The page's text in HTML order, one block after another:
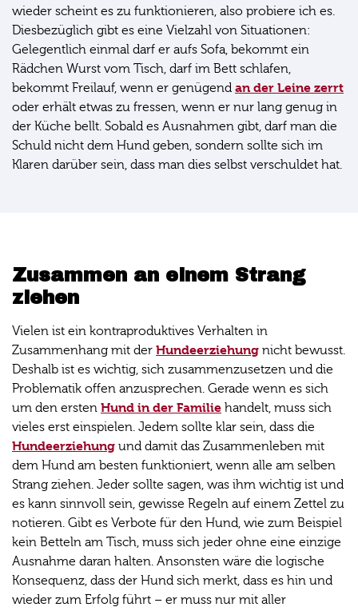
wieder scheint es zu funktionieren, also probiere ich es.
Diesbezüglich gibt es eine Vielzahl von Situationen:
Gelegentlich einmal darf er aufs Sofa, bekommt ein
Rädchen Wurst vom Tisch, darf im Bett schlafen,
bekommt Freilauf, wenn er genügend an der Leine zerrt
oder erhält etwas zu fressen, wenn er nur lang genug in
der Küche bellt. Sobald es Ausnahmen gibt, darf man die
Schuld nicht dem Hund geben, sondern sollte sich im
Klaren darüber sein, dass man dies selbst verschuldet hat.
Zusammen an einem Strang
ziehen
Vielen ist ein kontraproduktives Verhalten in
Zusammenhang mit der Hundeerziehung nicht bewusst.
Deshalb ist es wichtig, sich zusammenzusetzen und die
Problematik offen anzusprechen. Gerade wenn es sich
um den ersten Hund in der Familie handelt, muss sich
vieles erst einspielen. Jedem sollte klar sein, dass die
Hundeerziehung und damit das Zusammenleben mit
dem Hund am besten funktioniert, wenn alle am selben
Strang ziehen. Jeder sollte sagen, was ihm wichtig ist und
es kann sinnvoll sein, gewisse Regeln auf einem Zettel zu
notieren. Gibt es Verbote für den Hund, wie zum Beispiel
kein Betteln am Tisch, muss sich jeder ohne eine einzige
Ausnahme daran halten. Ansonsten wäre die logische
Konsequenz, dass der Hund sich merkt, dass es hin und
wieder zum Erfolg führt – er muss nur mit aller